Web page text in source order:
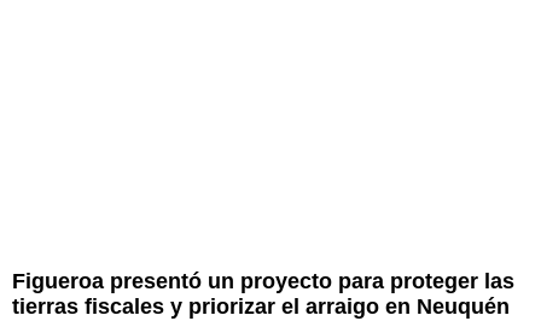
Figueroa presentó un proyecto para proteger las
tierras fiscales y priorizar el arraigo en Neuquén